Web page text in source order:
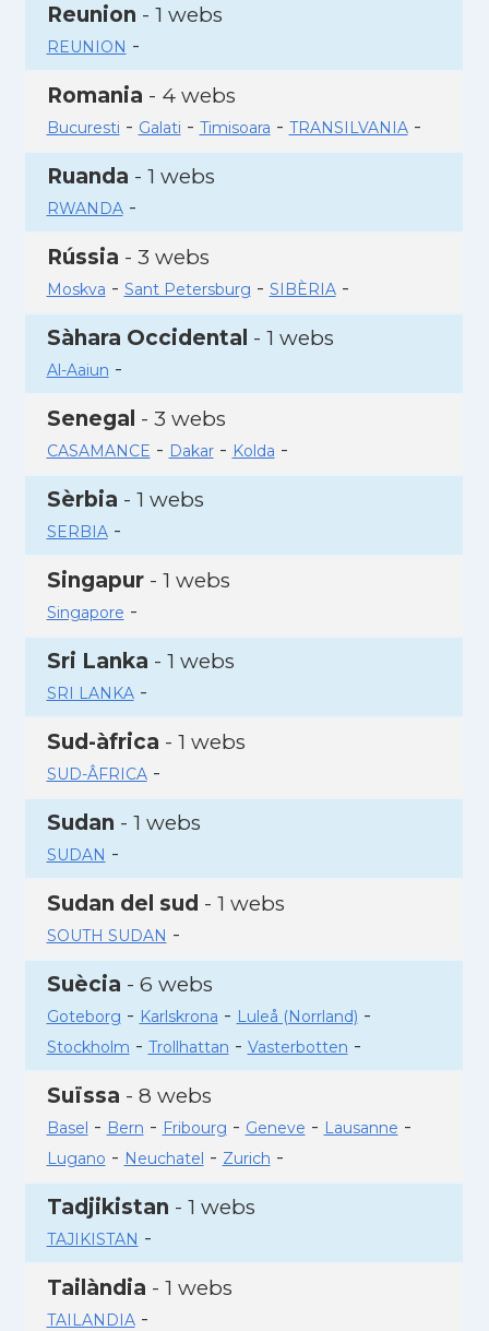
Reunion - 1 webs
REUNION -
Romania - 4 webs
Bucuresti - Galati - Timisoara - TRANSILVANIA-
Ruanda - 1 webs
RWANDA-
Rússia - 3 webs
Moskva - Sant Petersburg - SIBÈRIA-
Sàhara Occidental - 1 webs
Al-Aaiun -
Senegal - 3 webs
CASAMANCE - Dakar- Kolda -
Sèrbia - 1 webs
SERBIA-
Singapur- 1 webs
Singapore -
Sri Lanka - 1 webs
SRI LANKA-
Sud-àfrica - 1 webs
SUD-ÂFRICA-
Sudan - 1 webs
SUDAN -
Sudan del sud - 1 webs
SOUTH SUDAN -
Suècia - 6 webs
Goteborg - Karlskrona - Luleå (Norrland) -
Stockholm - Trollhattan - Vasterbotten -
Suïssa - 8 webs
Basel - Bern - Fribourg - Geneve - Lausanne -
Lugano - Neuchatel - Zurich -
Tadjikistan - 1 webs
TAJIKISTAN -
Tailàndia - 1 webs
TAILANDIA-